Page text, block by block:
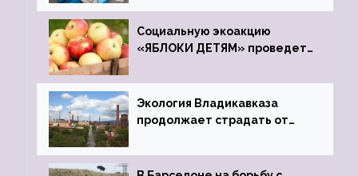
Социальную экоакцию
«ЯБЛОКИ ДЕТЯМ» проведет
Экология Владикавказа
продолжает страдать от